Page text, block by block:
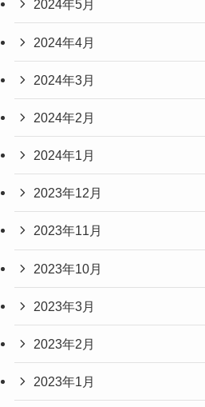
2024年5月
2024年4月
2024年3月
2024年2月
2024年1月
2023年12月
2023年11月
2023年10月
2023年3月
2023年2月
2023年1月